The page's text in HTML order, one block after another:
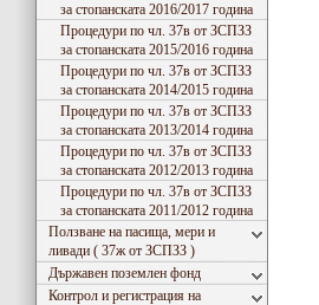
за стопанската 2016/2017 година
Процедури по чл. 37в от ЗСПЗЗ
за стопанската 2015/2016 година
Процедури по чл. 37в от ЗСПЗЗ
за стопанската 2014/2015 година
Процедури по чл. 37в от ЗСПЗЗ
за стопанската 2013/2014 година
Процедури по чл. 37в от ЗСПЗЗ
за стопанската 2012/2013 година
Процедури по чл. 37в от ЗСПЗЗ
за стопанската 2011/2012 година
Ползване на пасища, мери и
ливади ( 37ж от ЗСПЗЗ )
Държавен поземлен фонд
Контрол и регистрация на